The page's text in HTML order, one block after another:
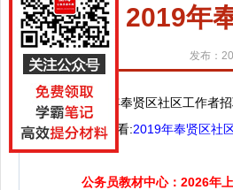
2019年
发布：
2019年奉贤区社区工作者招
点击查看:2019年奉贤区社
公务员教材中心：2026年